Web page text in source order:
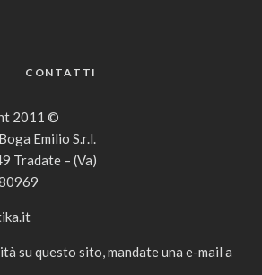
CONTATTI
2011 ©
Emilio S.r.l.
Tradate – (Va)
su questo sito, mandate una e-mail a